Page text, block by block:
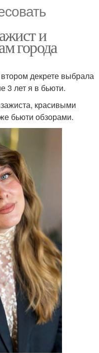
и
города
декрете выбрала
3 лет я в бьюти.
красивыми
бьюти обзорами.